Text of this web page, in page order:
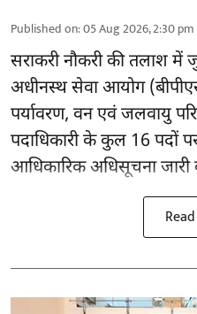
Published on:05 Aug 2026, 2:30 pm
सराकरी नौकरी की तलाश में
अधीनस्थ सेवा आयोग
पर्यावरण, वन एवं जलवायु
पदाधिकारी के कुल 16 पदों
आधिकारिक अधिसूचना